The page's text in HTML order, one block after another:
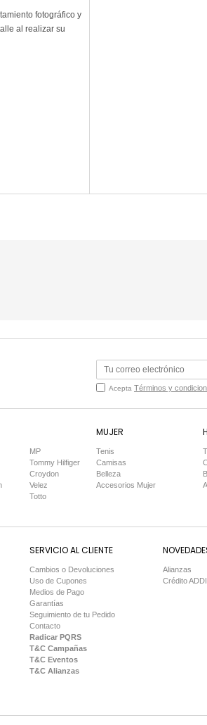
fotográfico y
al realizar su
Acepta Términos y
MP
Tommy Hilfiger
Croydon
Velez
Totto
MUJER
Tenis
Camisas
Belleza
Accesorios Mujer
SERVICIO AL CLIENTE
Cambios o Devoluciones
Uso de Cupones
Medios de Pago
Garantías
Seguimiento de tu Pedido
Contacto
Radicar PQRS
T&C Campañas
T&C Eventos
T&C Alianzas
Alianzas
Crédito ADDI